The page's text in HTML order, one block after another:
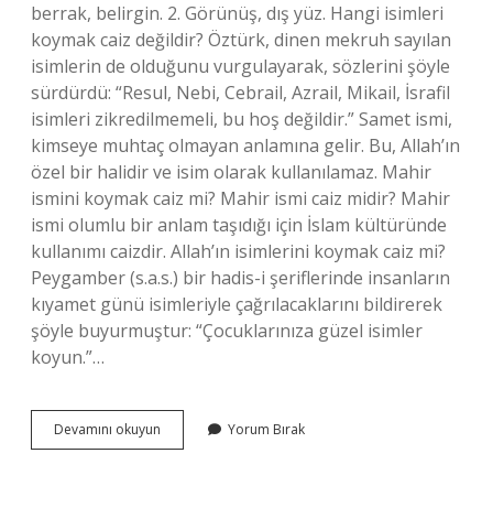
berrak, belirgin. 2. Görünüş, dış yüz. Hangi isimleri
koymak caiz değildir? Öztürk, dinen mekruh sayılan
isimlerin de olduğunu vurgulayarak, sözlerini şöyle
sürdürdü: “Resul, Nebi, Cebrail, Azrail, Mikail, İsrafil
isimleri zikredilmemeli, bu hoş değildir.” Samet ismi,
kimseye muhtaç olmayan anlamına gelir. Bu, Allah’ın
özel bir halidir ve isim olarak kullanılamaz. Mahir
ismini koymak caiz mi? Mahir ismi caiz midir? Mahir
ismi olumlu bir anlam taşıdığı için İslam kültüründe
kullanımı caizdir. Allah’ın isimlerini koymak caiz mi?
Peygamber (s.a.s.) bir hadis-i şeriflerinde insanların
kıyamet günü isimleriyle çağrılacaklarını bildirerek
şöyle buyurmuştur: “Çocuklarınıza güzel isimler
koyun.”…
Devamını okuyun
Ismini
Yorum Bırak